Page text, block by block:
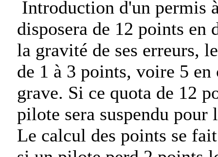
Introduction d'un permis
disposera de 12 points en
la gravité de ses erreurs,
de 1 à 3 points, voire 5
grave. Si ce quota de 12
pilote sera suspendu
Le calcul des points se